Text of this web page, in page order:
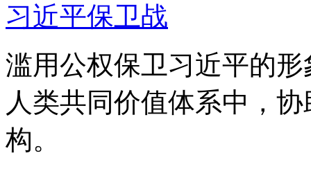
习近平保卫战
滥用公权保卫习近平的
人类共同价值体系中，
构。